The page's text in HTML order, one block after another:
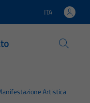
Lingua attiva:
ITA
Artistica